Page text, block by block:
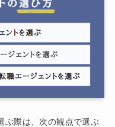
ぶ際は、次の観点で選ぶ